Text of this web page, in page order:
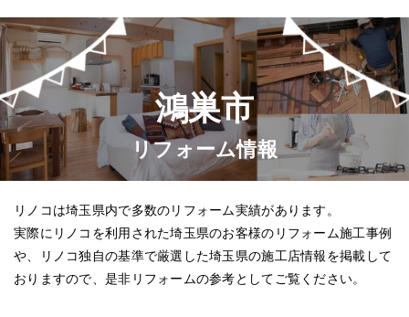
鴻巣市
リフォーム情報
リノコは埼玉県内で多数のリフォーム実績があります。
実際にリノコを利用された埼玉県のお客様のリフォーム施工事例
や、リノコ独自の基準で厳選した埼玉県の施工店情報を掲載して
おりますので、是非リフォームの参考としてご覧ください。